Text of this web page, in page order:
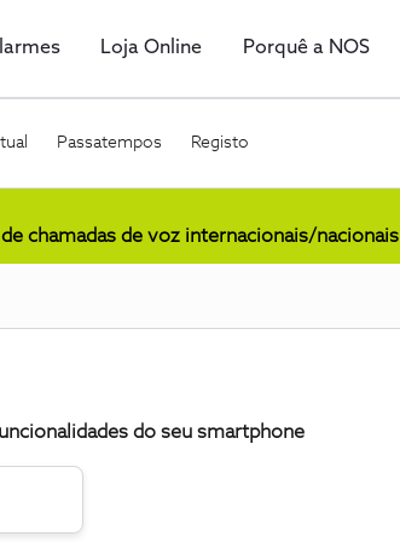
Loja Online Porquê a NOS
Passatempos Registo
chamadas de voz internacionais/nacionais
do seu smartphone